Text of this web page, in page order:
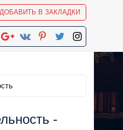
ДОБАВИТЬ В ЗАКЛАДКИ
-